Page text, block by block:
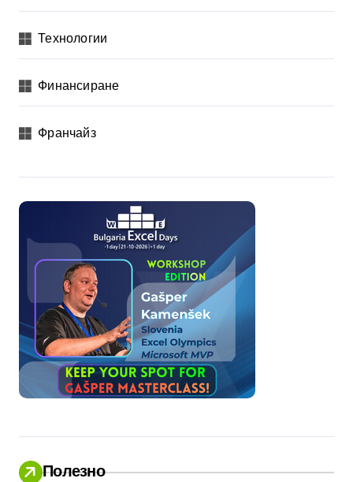
Технологии
Финансиране
Франчайз
Полезно